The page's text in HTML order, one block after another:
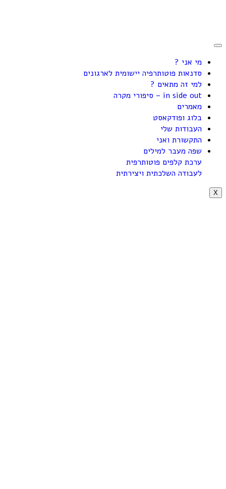
מי אני ?
סדנאות פוטותרפיה יישומית לארגונים
למי זה מתאים ?
in side out – סיפורי מקרה
מאמרים
בלוג ופודקאסט
העבודות שלי
התקשורת ואני
שפה מעבר למילים
ערכת קלפים פוטותרפית
לעבודה השלכתית ויצירתית
X